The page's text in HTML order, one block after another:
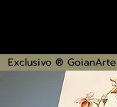
Exclusivo ® GoianArte